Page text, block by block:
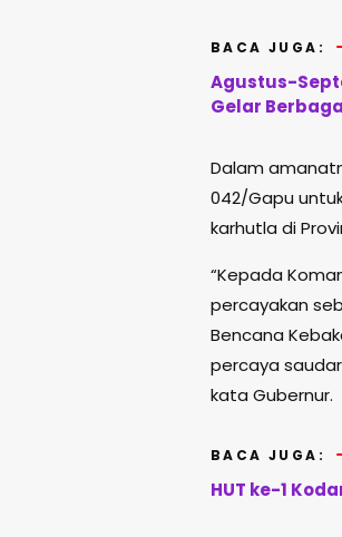
BACA JUGA:
Agustus-
Gelar
Dalam
042/Gapu
karhutla di
“Kepada
percayakan
Bencana
percaya
kata Gubernur.
BACA JUGA:
HUT ke-1